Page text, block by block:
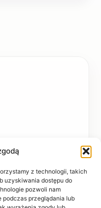
z technologii, takich
uzyskiwania dostępu do
pozwoli nam
przeglądania lub